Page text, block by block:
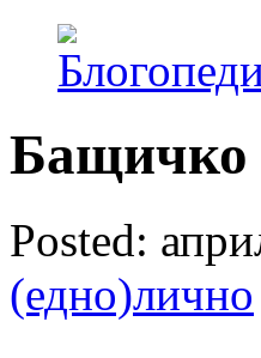
Бащичко
Posted:
(едно)лично